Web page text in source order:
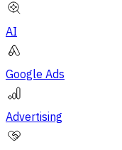
AI
Google Ads
Advertising